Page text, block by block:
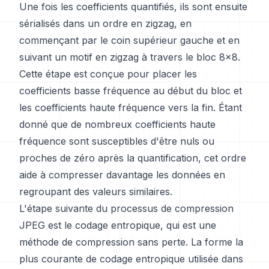
Une fois les coefficients quantifiés, ils sont ensuite
sérialisés dans un ordre en zigzag, en
commençant par le coin supérieur gauche et en
suivant un motif en zigzag à travers le bloc 8x8.
Cette étape est conçue pour placer les
coefficients basse fréquence au début du bloc et
les coefficients haute fréquence vers la fin. Étant
donné que de nombreux coefficients haute
fréquence sont susceptibles d'être nuls ou
proches de zéro après la quantification, cet ordre
aide à compresser davantage les données en
regroupant des valeurs similaires.
L'étape suivante du processus de compression
JPEG est le codage entropique, qui est une
méthode de compression sans perte. La forme la
plus courante de codage entropique utilisée dans